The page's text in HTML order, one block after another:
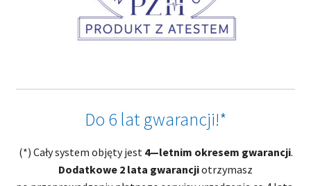
Do 6 lat gwarancji!*
(*) Cały system objęty jest 4—letnim okresem gwarancji.
Dodatkowe 2 lata gwarancjiotrzymasz